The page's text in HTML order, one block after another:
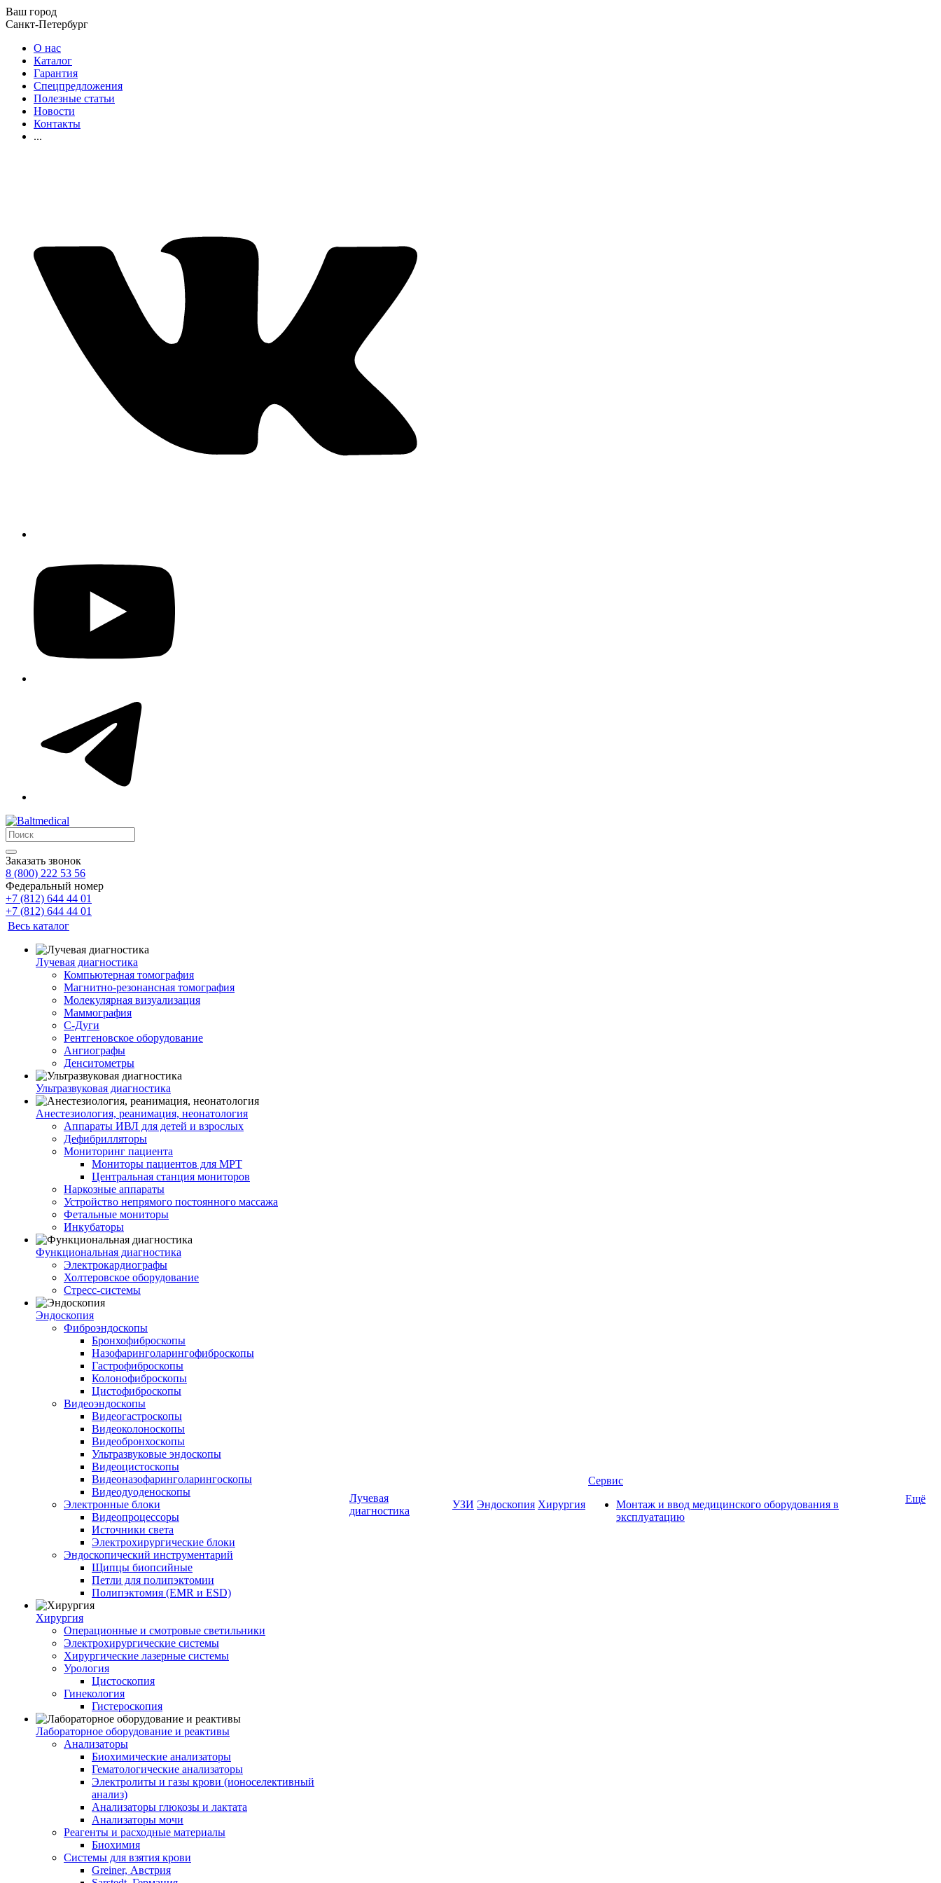
Ваш город
Санкт-Петербург
О нас
Каталог
Гарантия
Спецпредложения
Полезные статьи
Новости
Контакты
...
Заказать звонок
8 (800) 222 53 56
Федеральный номер
+7 (812) 644 44 01
+7 (812) 644 44 01
Весь каталог
Лучевая диагностика
Компьютерная томография
Магнитно-резонансная томография
Молекулярная визуализация
Маммография
С-Дуги
Рентгеновское оборудование
Ангиографы
Денситометры
Ультразвуковая диагностика
Анестезиология, реанимация, неонатология
Аппараты ИВЛ для детей и взрослых
Дефибрилляторы
Мониторинг пациента
Мониторы пациентов для МРТ
Центральная станция мониторов
Наркозные аппараты
Устройство непрямого постоянного массажа
Фетальные мониторы
Инкубаторы
Функциональная диагностика
Электрокардиографы
Холтеровское оборудование
Стресс-системы
Эндоскопия
Фиброэндоскопы
Бронхофиброскопы
Назофаринголарингофиброскопы
Гастрофиброскопы
Колонофиброскопы
Цистофиброскопы
Видеоэндоскопы
Видеогастроскопы
Видеоколоноскопы
Видеобронхоскопы
Ультразвуковые эндоскопы
Видеоцистоскопы
Видеоназофаринголарингоскопы
Видеодуоденоскопы
Электронные блоки
Видеопроцессоры
Источники света
Электрохирургические блоки
Эндоскопический инструментарий
Щипцы биопсийные
Петли для полипэктомии
Полипэктомия (EMR и ESD)
Хирургия
Операционные и смотровые светильники
Электрохирургические системы
Хирургические лазерные системы
Урология
Цистоскопия
Гинекология
Гистероскопия
Лабораторное оборудование и реактивы
Анализаторы
Биохимические анализаторы
Гематологические анализаторы
Электролиты и газы крови (ионоселективный
анализ)
Анализаторы глюкозы и лактата
Анализаторы мочи
Реагенты и расходные материалы
Биохимия
Системы для взятия крови
Greiner, Австрия
Лучевая
диагностика
УЗИ Эндоскопия Хирургия
Сервис
Монтаж и ввод медицинского оборудования в
эксплуатацию
Ещё